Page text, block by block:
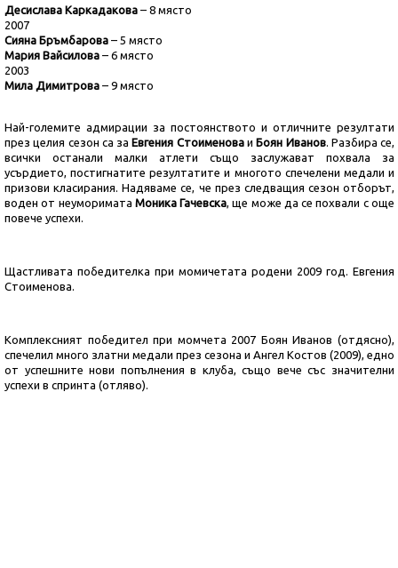
Десислава Каркадакова – 8 място
2007
Сияна Бръмбарова – 5 място
Мария Вайсилова – 6 място
2003
Мила Димитрова – 9 място
Най-големите адмирации за постоянството и отличните резултати
през целия сезон са заЕвгения Стоименова иБоян Иванов. Разбира се,
всички останали малки атлети също заслужават похвала за
усърдието, постигнатите резултатите и многото спечелени медали и
призови класирания. Надяваме се, че през следващия сезон отборът,
воден от неуморимата Моника Гачевска, ще може да се похвали с още
повече успехи.
Щастливата победителка при момичетата родени 2009 год. Евгения
Стоименова.
Комплексният победител при момчета 2007 Боян Иванов (отдясно),
спечелил много златни медали през сезона и Ангел Костов (2009), едно
от успешните нови попълнения в клуба, също вече със значителни
успехи в спринта (отляво).